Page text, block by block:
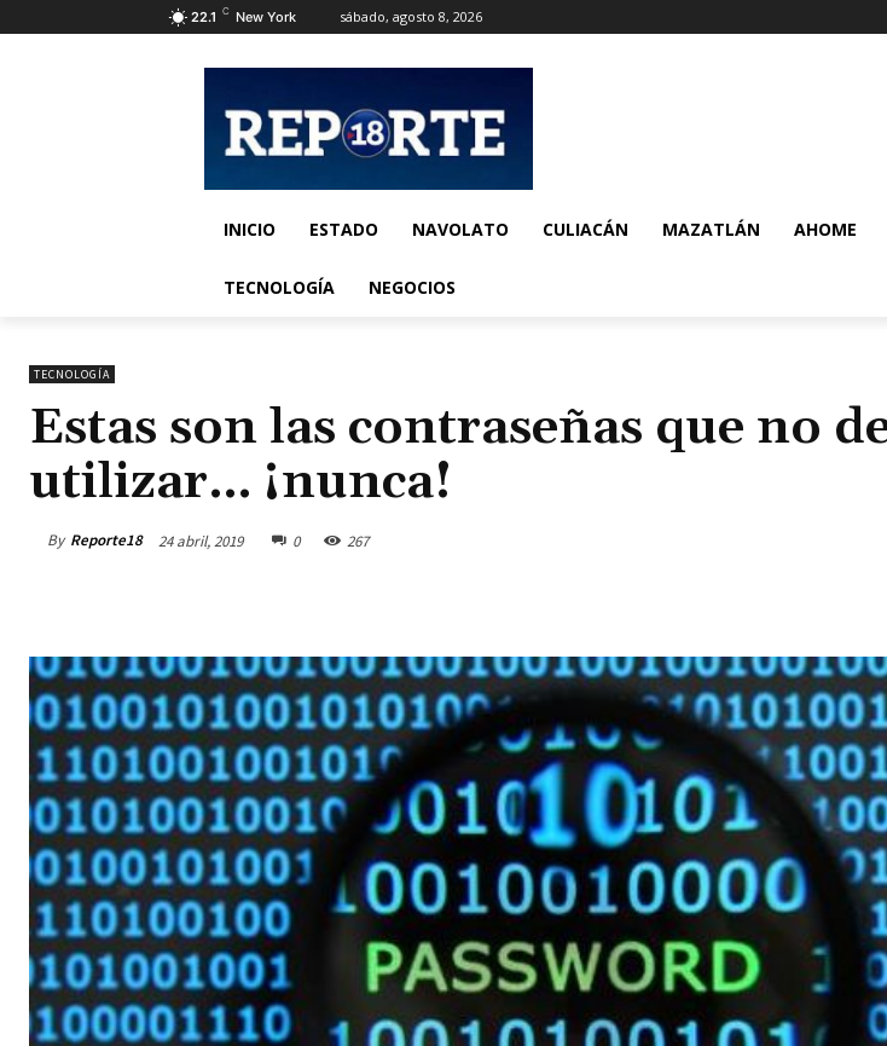
22.1 C New York sábado, agosto 8, 2026
INICIO ESTADO NAVOLATO CULIACÁN MAZATLÁN AHOME
TECNOLOGÍA NEGOCIOS
TECNOLOGÍA
Estas son las contraseñas que no
utilizar… ¡nunca!
By Reporte18 24 abril, 2019 0 267